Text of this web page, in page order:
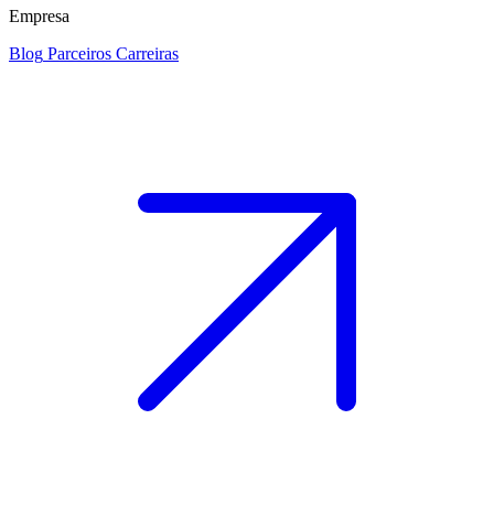
Empresa
Blog Parceiros Carreiras